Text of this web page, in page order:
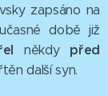
zapsáno na
době již
někdy před
další syn.